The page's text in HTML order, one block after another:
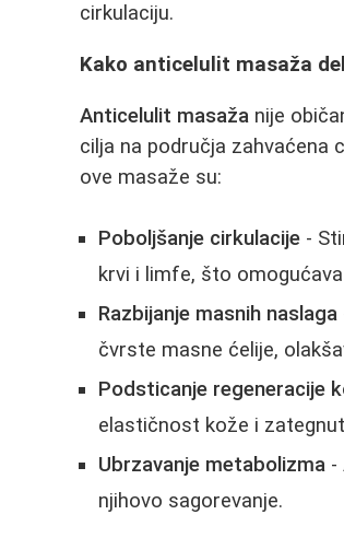
cirkulaciju.
Kako anticelulit masaža
Anticelulit masaža nije
cilja na područja zahvaćena
ove masaže su:
Poboljšanje cirkulacije -
krvi i limfe, što
Razbijanje masnih naslaga
čvrstе masne ćelije,
Podsticanje regeneracije
elastičnost kože i
Ubrzavanje metabolizma -
njihovo sagorevanje.